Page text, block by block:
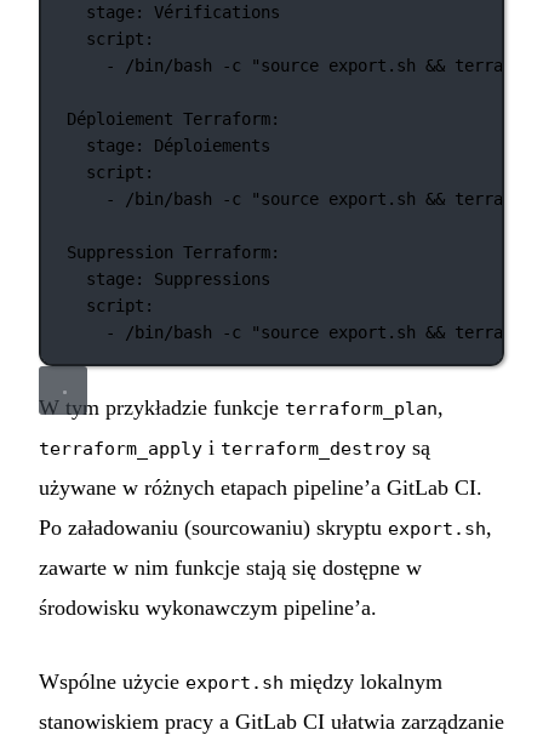
stage: Vérifications
script :
-
/bin/bash -c "source export.sh &&
Déploiement Terraform:
stage: Déploiements
script :
-
/bin/bash -c "source export.sh &&
Suppression Terraform:
stage: Suppressions
script :
-
/bin/bash -c "source export.sh &&
W tym przykładzie funkcje terraform_plan,
terraform_apply i terraform_destroy są
używane w różnych etapach pipeline’a GitLab CI.
Po załadowaniu (sourcowaniu) skryptu export.sh,
zawarte w nim funkcje stają się dostępne w
środowisku wykonawczym pipeline’a.
Wspólne użycie export.sh między lokalnym
stanowiskiem pracy a GitLab CI ułatwia zarządzanie